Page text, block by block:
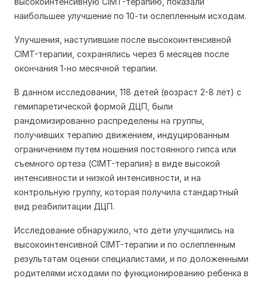
наибольшее улучшение по 10-ти ослепленным исходам.
Улучшения, наступившие после высокоинтенсивной
CIMT-терапии, сохранялись через 6 месяцев после
окончания 1-но месячной терапии.
В данном исследовании, 118 детей (возраст 2-8 лет) с
гемипаретической формой ДЦП, были
рандомизированно распределены на группы,
получивших терапию движением, индуцированным
ограничением путем ношения постоянного гипса или
съемного ортеза (CIMT-терапия) в виде высокой
интенсивности и низкой интенсивности, и на
контрольную группу, которая получила стандартный
вид реабилитации ДЦП.
Исследование обнаружило, что дети улучшились на
высокоинтенсивной CIMT-терапии и по ослепленным
результатам оценки специалистами, и по доложенными
родителями исходами по функционированию ребенка в